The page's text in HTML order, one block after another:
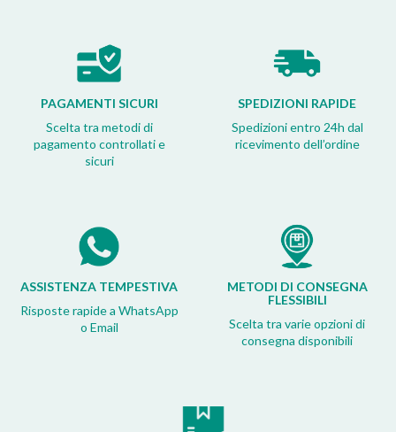
PAGAMENTI SICURI
Scelta tra metodi di
pagamento controllati e
sicuri
SPEDIZIONI RAPIDE
Spedizioni entro 24h dal
ricevimento dell’ordine
ASSISTENZA TEMPESTIVA
Risposte rapide a WhatsApp
o Email
METODI DI CONSEGNA
FLESSIBILI
Scelta tra varie opzioni di
consegna disponibili